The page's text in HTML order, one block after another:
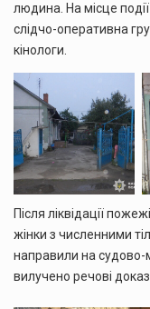
людина. На місце
слідчо-оперативна
кінологи.
Після ліквідації
жінки з численними
направили на судово-
вилучено речові